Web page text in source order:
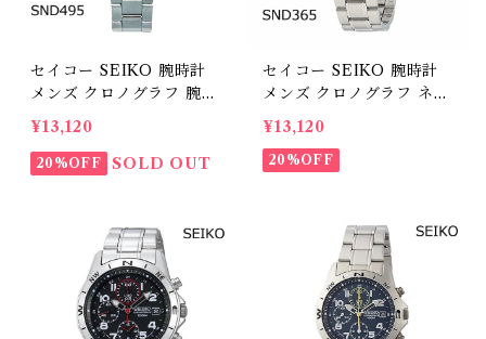
セイコー SEIKO 腕時計
メンズ クロノグラフ 腕時
計 SND495 赤文字盤
¥13,120
20%OFF SOLD OUT
セイコー SEIKO 腕時計
メンズ クロノグラフ ネイ
ビー 腕時計 SND365 1/2
0クロノグラフ タキメータ
ーベゼル 海外モデル
¥13,120
20%OFF